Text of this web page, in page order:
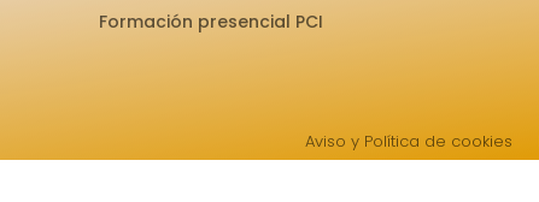
Formación presencial PCI
Aviso y Política de cookies